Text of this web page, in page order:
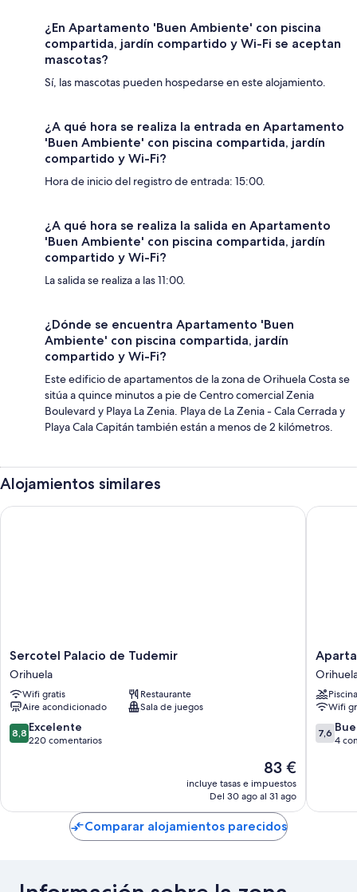
¿En Apartamento 'Buen Ambiente' con piscina
compartida, jardín compartido y Wi-Fi se aceptan
mascotas?
Sí, las mascotas pueden hospedarse en este alojamiento.
¿A qué hora se realiza la entrada en Apartamento
'Buen Ambiente' con piscina compartida, jardín
compartido y Wi-Fi?
Hora de inicio del registro de entrada: 15:00.
¿A qué hora se realiza la salida en Apartamento
'Buen Ambiente' con piscina compartida, jardín
compartido y Wi-Fi?
La salida se realiza a las 11:00.
¿Dónde se encuentra Apartamento 'Buen
Ambiente' con piscina compartida, jardín
compartido y Wi-Fi?
Este edificio de apartamentos de la zona de Orihuela Costa se
sitúa a quince minutos a pie de Centro comercial Zenia
Boulevard y Playa La Zenia. Playa de La Zenia - Cala Cerrada y
Playa Cala Capitán también están a menos de 2 kilómetros.
Alojamientos similares
Sercotel
Palacio
de
Tudemir
Orihuela
Sercotel Palacio de Tudemir
Orihuela
Wifi gratis
Restaurante
Aire acondicionado
Sala de juegos
8.8
sobre
8,8 Excelente
220 comentarios
El
precio
actual
de
83 €
83 €
incluye tasas e impuestos
Del 30 ago al 31 ago
Sercotel Palacio de Tudemir
Palmera
Beach
frente
al
mar
Orihuela
Piscina
Wifi
7.6
sobre
7,6
4
Comparar alojamientos parecidos